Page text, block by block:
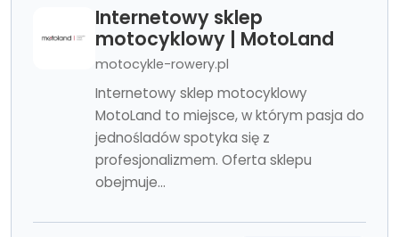
Internetowy sklep
motocyklowy | MotoLand
motocykle-rowery.pl
Internetowy sklep motocyklowy
MotoLand to miejsce, w którym pasja do
jednośladów spotyka się z
profesjonalizmem. Oferta sklepu
obejmuje...